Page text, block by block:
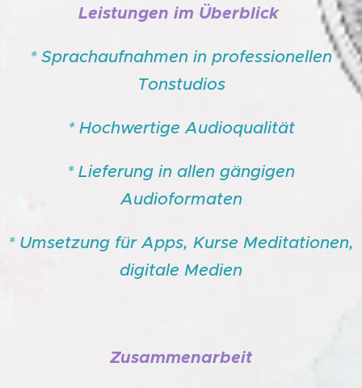
Leistungen im Überblick
* Sprachaufnahmen in professionellen
Tonstudios
* Hochwertige Audioqualität
* Lieferung in allen gängigen
Audioformaten
* Umsetzung für Apps, Kurse Meditationen,
digitale Medien
Zusammenarbeit